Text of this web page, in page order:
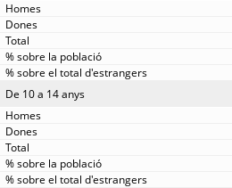
De 10 a 14 anys